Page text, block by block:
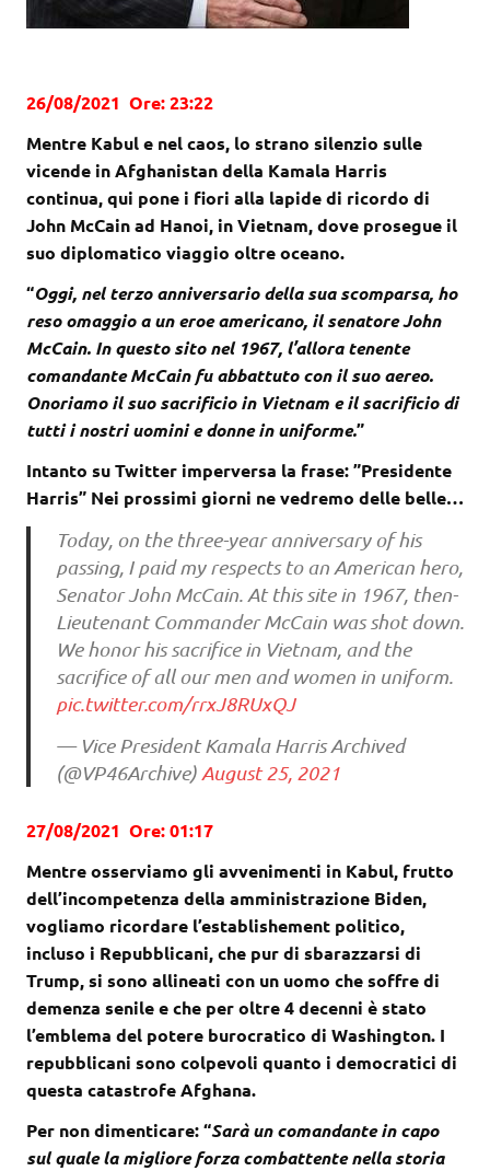
26/08/2021 Ore: 23:22
Mentre Kabul e nel caos, lo strano silenzio sulle
vicende in Afghanistan della Kamala Harris
continua, qui pone i fiori alla lapide di ricordo di
John McCain ad Hanoi, in Vietnam, dove prosegue il
suo diplomatico viaggio oltre oceano.
“Oggi, nel terzo anniversario della sua scomparsa, ho
reso omaggio a un eroe americano, il senatore John
McCain. In questo sito nel 1967, l’allora tenente
comandante McCain fu abbattuto con il suo aereo.
Onoriamo il suo sacrificio in Vietnam e il sacrificio di
tutti i nostri uomini e donne in uniforme.”
Intanto su Twitter imperversa la frase: ”Presidente
Harris” Nei prossimi giorni ne vedremo delle belle…
Today, on the three-year anniversary of his
passing, I paid my respects to an American hero,
Senator John McCain. At this site in 1967, then-
Lieutenant Commander McCain was shot down.
We honor his sacrifice in Vietnam, and the
sacrifice of all our men and women in uniform.
pic.twitter.com/rrxJ8RUxQJ
— Vice President Kamala Harris Archived
(@VP46Archive)August 25, 2021
27/08/2021 Ore: 01:17
Mentre osserviamo gli avvenimenti in Kabul, frutto
dell’incompetenza della amministrazione Biden,
vogliamo ricordare l’establishement politico,
incluso i Repubblicani, che pur di sbarazzarsi di
Trump, si sono allineati con un uomo che soffre di
demenza senile e che per oltre 4 decenni è stato
l’emblema del potere burocratico di Washington. I
repubblicani sono colpevoli quanto i democratici di
questa catastrofe Afghana.
Per non dimenticare: “Sarà un comandante in capo
sul quale la migliore forza combattente nella storia